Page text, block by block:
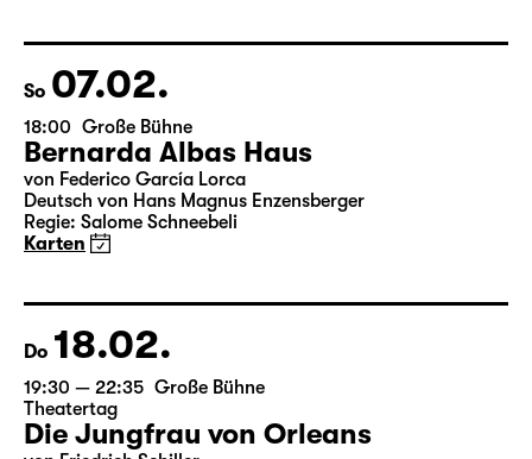
18:45 + 19:00 Einführung im Rangfoyer
Karten
So 07.02.
18:00 Große Bühne
Bernarda Albas Haus
Regie: Salome Schneebeli
Karten
Do 18.02.